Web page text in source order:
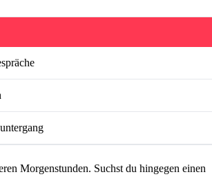
Morgenstunden. Suchst du hingegen einen